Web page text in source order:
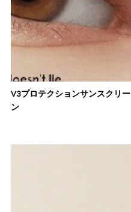
V3プロテクションサンスクリー
ン